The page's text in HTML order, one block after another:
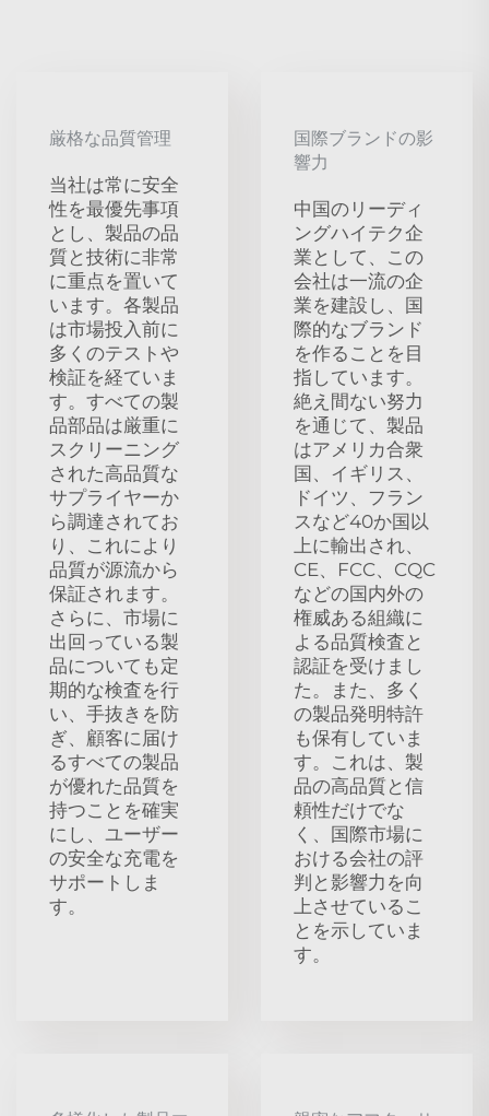
厳格な品質管理
当社は常に安全
性を最優先事項
とし、製品の品
質と技術に非常
に重点を置いて
います。各製品
は市場投入前に
多くのテストや
検証を経ていま
す。すべての製
品部品は厳重に
スクリーニング
された高品質な
サプライヤーか
ら調達されてお
り、これにより
品質が源流から
保証されます。
さらに、市場に
出回っている製
品についても定
期的な検査を行
い、手抜きを防
ぎ、顧客に届け
るすべての製品
が優れた品質を
持つことを確実
にし、ユーザー
の安全な充電を
サポートしま
す。
国際ブランドの影
響力
中国のリーディ
ングハイテク企
業として、この
会社は一流の企
業を建設し、国
際的なブランド
を作ることを目
指しています。
絶え間ない努力
を通じて、製品
はアメリカ合衆
国、イギリス、
ドイツ、フラン
スなど40か国以
上に輸出され、
CE、FCC、CQC
などの国内外の
権威ある組織に
よる品質検査と
認証を受けまし
た。また、多く
の製品発明特許
も保有していま
す。これは、製
品の高品質と信
頼性だけでな
く、国際市場に
おける会社の評
判と影響力を向
上させているこ
とを示していま
す。